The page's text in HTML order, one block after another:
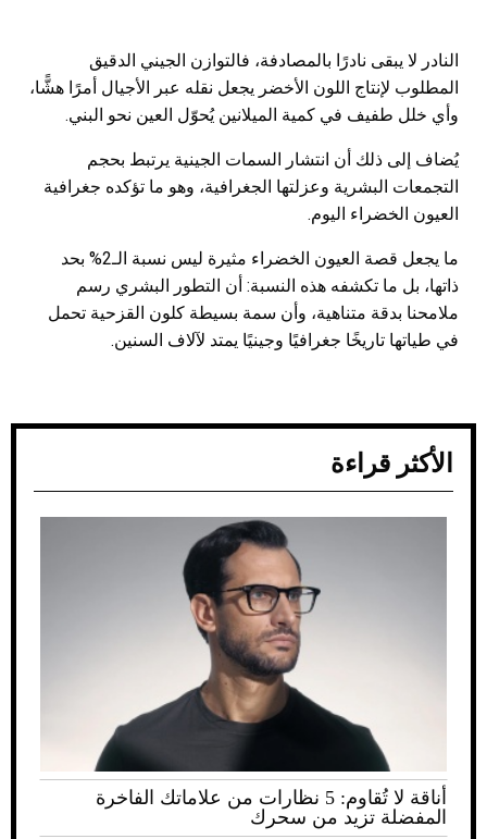
النادر لا يبقى نادرًا بالمصادفة، فالتوازن الجيني الدقيق
المطلوب لإنتاج اللون الأخضر يجعل نقله عبر الأجيال أمرًا هشًّا،
وأي خلل طفيف في كمية الميلانين يُحوّل العين نحو البني.
يُضاف إلى ذلك أن انتشار السمات الجينية يرتبط بحجم
التجمعات البشرية وعزلتها الجغرافية، وهو ما تؤكده جغرافية
العيون الخضراء اليوم.
ما يجعل قصة العيون الخضراء مثيرة ليس نسبة الـ2% بحد
ذاتها، بل ما تكشفه هذه النسبة: أن التطور البشري رسم
ملامحنا بدقة متناهية، وأن سمة بسيطة كلون القزحية تحمل
في طياتها تاريخًا جغرافيًا وجينيًا يمتد لآلاف السنين.
الأكثر قراءة
أناقة لا تُقاوم: 5 نظارات من علاماتك الفاخرة
المفضلة تزيد من سحرك